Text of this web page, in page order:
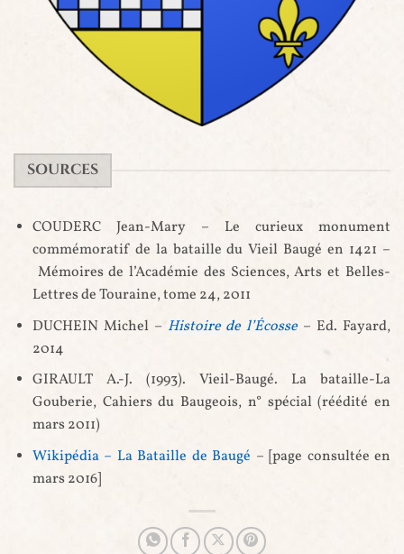
SOURCES
COUDERC Jean-Mary – Le curieux monument
commémoratif de la bataille du Vieil Baugé en 1421 –
Mémoires de l’Académie des Sciences, Arts et Belles-
Lettres de Touraine, tome 24, 2011
DUCHEIN Michel – Histoire de l’Écosse – Ed. Fayard,
2014
GIRAULT A.-J. (1993). Vieil-Baugé. La bataille-La
Gouberie, Cahiers du Baugeois, n° spécial (réédité en
mars 2011)
Wikipédia – La Bataille de Baugé – [page consultée en
mars 2016]